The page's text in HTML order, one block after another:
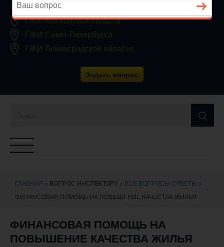
ГЖИ Москвы
ГЖИ Московской области
ГЖИ Санкт-Петербурга
ГЖИ Ленинградской области
Задать вопрос
Переключатель
ГЛАВНАЯ > ВОПРОС ИНСПЕКТОРУ > ВСЕ ВОПРОСЫ-ОТВЕТЫ >
ФИНАНСОВАЯ ПОМОЩЬ НА ПОВЫШЕНИЕ КАЧЕСТВА ЖИЛЬЯ
ФИНАНСОВАЯ ПОМОЩЬ НА
ПОВЫШЕНИЕ КАЧЕСТВА ЖИЛЬЯ